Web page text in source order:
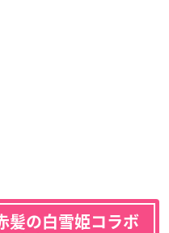
髪の白雪姫コラボ